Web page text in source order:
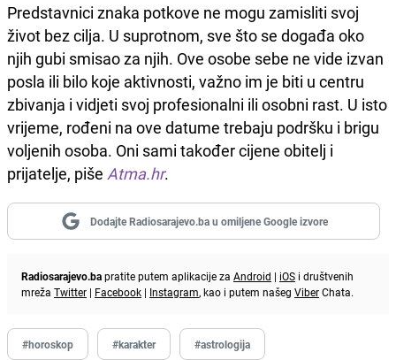
Predstavnici znaka potkove ne mogu zamisliti svoj
život bez cilja. U suprotnom, sve što se događa oko
njih gubi smisao za njih. Ove osobe sebe ne vide izvan
posla ili bilo koje aktivnosti, važno im je biti u centru
zbivanja i vidjeti svoj profesionalni ili osobni rast. U isto
vrijeme, rođeni na ove datume trebaju podršku i brigu
voljenih osoba. Oni sami također cijene obitelj i
prijatelje, piše Atma.hr.
Dodajte Radiosarajevo.ba u omiljene Google izvore
Radiosarajevo.bapratite putem aplikacije za Android | iOS i društvenih
mreža Twitter | Facebook | Instagram, kao i putem našeg ViberChata.
#horoskop #karakter #astrologija